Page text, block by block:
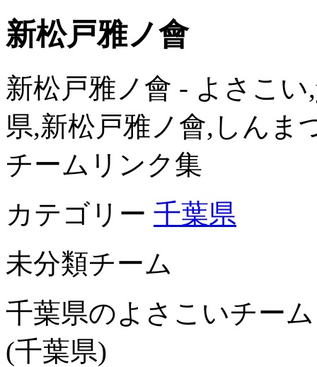
新松戸雅ノ會
新松戸雅ノ會 - よさこ
県,新松戸雅ノ會,しんま
チームリンク集
カテゴリー 千葉県
未分類チーム
千葉県のよさこいチーム
(千葉県)